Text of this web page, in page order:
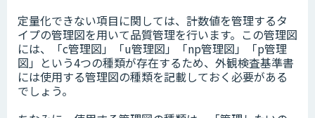
定量化できない項目に関しては、計数値を管理するタ
イプの管理図を用いて品質管理を行います。この管理図
には、「c管理図」「u管理図」「np管理図」「p管理
図」という4つの種類が存在するため、外観検査基準書
には使用する管理図の種類を記載しておく必要がある
でしょう。